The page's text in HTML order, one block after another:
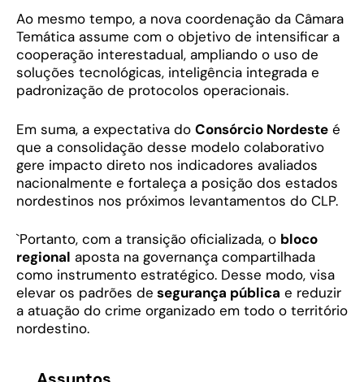
Ao mesmo tempo, a nova coordenação da Câmara
Temática assume com o objetivo de intensificar a
cooperação interestadual, ampliando o uso de
soluções tecnológicas, inteligência integrada e
padronização de protocolos operacionais.
Em suma, a expectativa do Consórcio Nordeste é
que a consolidação desse modelo colaborativo
gere impacto direto nos indicadores avaliados
nacionalmente e fortaleça a posição dos estados
nordestinos nos próximos levantamentos do CLP.
`Portanto, com a transição oficializada, o bloco
regional aposta na governança compartilhada
como instrumento estratégico. Desse modo, visa
elevar os padrões de segurança pública e reduzir
a atuação do crime organizado em todo o território
nordestino.